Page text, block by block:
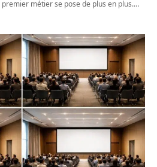
métier se pose de plus en plus.…